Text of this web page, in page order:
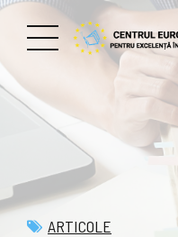
ARTICOLE